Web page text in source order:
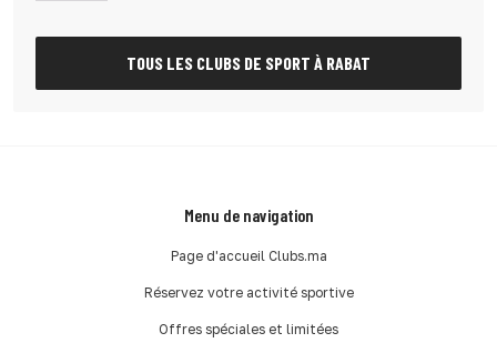
TOUS LES CLUBS DE SPORT À RABAT
Menu de navigation
Page d'accueil Clubs.ma
Réservez votre activité sportive
Offres spéciales et limitées